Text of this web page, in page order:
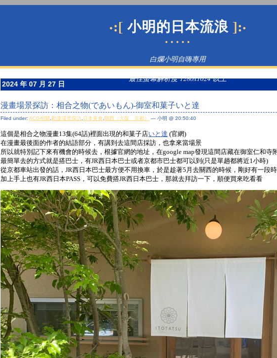
·:[ 小明的日本流浪]:·
• • • • •
白爛小明自嗨專用
最佳螢幕解析度 1280x1024 以上
2024 年 07 月 27 日
漫畫場景探訪：相合之物(であいもん)-御室和菓子いと達
Filed under:ACG相關 動漫場景探訪 日本美食 關西（大阪、京都） — 小明 @ 20:50:40
這個是相合之物漫畫13集(64話)裡面出現的和菓子店いと達 (官網)
在漫畫最後面的作者的結語部分，有講到去這間店採訪，也拿來當場景
所以就特別記下來有機會的時候去，根據官網的地址，在google map發現這間店藏在御室仁和寺
最簡單去的方式就是搭巴士，有JR西日本巴士或者京都市巴士都可以到(只是單趟都將近1小時)
從京都車站出發的話，JR西日本巴士最方便不用換車，於是趁著5月去關西的時候，剛好有一段
加上手上也有JR西日本PASS，可以免費搭JR西日本巴士，那就去拜訪一下，順便買來吃看看